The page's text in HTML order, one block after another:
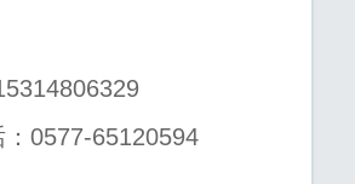
售后电话：0577-65120594